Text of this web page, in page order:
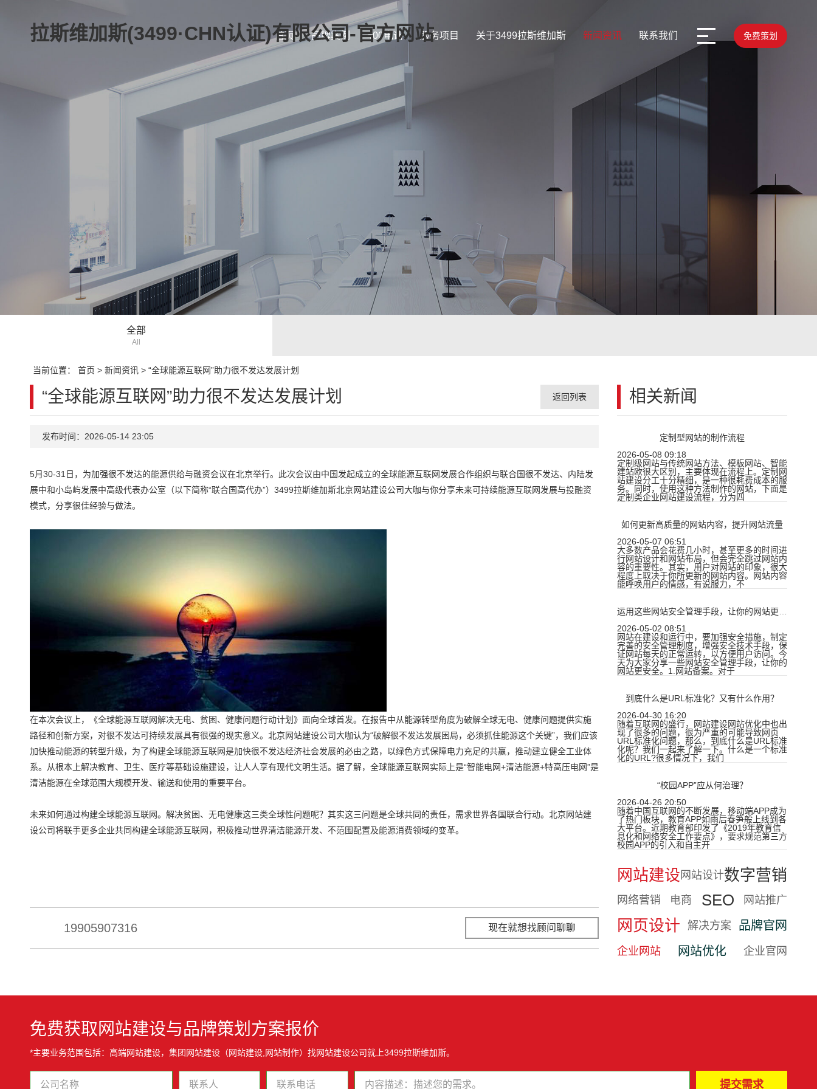
拉斯维加斯(3499·CHN认证)有限公司-官方网站
首页 品牌案例 400电话 服务项目 关于3499拉斯维加斯 新闻资讯 联系我们 免费策划
全部
All
当前位置： 首页 > 新闻资讯> “全球能源互联网”助力很不发达发展计划
相关新闻
定制型网站的制作流程
2026-05-08 09:18
定制级网站与传统网站方法、模板网站、智能
建站欧很大区别，主要体现在流程上。定制网
站建设分工十分精细，是一种很耗费成本的服
务。同时，使用这种方法制作的网站，下面是
定制类企业网站建设流程，分为四
如何更新高质量的网站内容，提升网站流量
2026-05-07 06:51
大多数产品会花费几小时，甚至更多的时间进
行网站设计和网站布局，但会完全跳过网站内
容的重要性。其实，用户对网站的印象，很大
程度上取决于你所更新的网站内容。网站内容
能呼唤用户的情感，有说服力，不
2026-05-02 08:51
网站在建设和运行中，要加强安全措施，制定
完善的安全管理制度，增强安全技术手段，保
证网站每天的正常运转，以方便用户访问。今
天为大家分享一些网站安全管理手段，让你的
网站更安全。1.网站备案。对于
到底什么是URL标准化？又有什么作用？
2026-04-30 16:20
随着互联网的盛行，网站建设网站优化中也出
现了很多的问题，很为严重的可能导致网页
URL标准化问题，那么，到底什么是URL标准
化呢？我们一起来了解一下。什么是一个标准
化的URL?很多情况下，我们
“校园APP”应从何治理？
2026-04-26 20:50
随着中国互联网的不断发展，移动端APP成为
了热门板块，教育APP如雨后春笋般上线到各
大平台。近期教育部印发了《2019年教育信
息化和网络安全工作要点》，要求规范第三方
校园APP的引入和自主开
网站建设 网站设计数字营销
网络营销 电商 SEO 网站推广
网页设计 解决方案 品牌官网
企业网站 网站优化 企业官网
“全球能源互联网”助力很不发达发展计划 返回列表
发布时间：2026-05-14 23:05
5月30-31日，为加强很不发达的能源供给与融资会议在北京举行。此次会议由中国发起成立的全球能源互联网发展合作组织与联合国很不发达、内陆发
展中和小岛屿发展中高级代表办公室（以下简称“联合国高代办”）3499拉斯维加斯北京网站建设公司大咖与你分享未来可持续能源互联网发展与投融资
模式，分享很佳经验与做法。
在本次会议上，《全球能源互联网解决无电、贫困、健康问题行动计划》面向全球首发。在报告中从能源转型角度为破解全球无电、健康问题提供实施
路径和创新方案，对很不发达可持续发展具有很强的现实意义。北京网站建设公司大咖认为“破解很不发达发展困局，必须抓住能源这个关键”，我们应该
加快推动能源的转型升级，为了构建全球能源互联网是加快很不发达经济社会发展的必由之路，以绿色方式保障电力充足的共赢，推动建立健全工业体
系。从根本上解决教育、卫生、医疗等基础设施建设，让人人享有现代文明生活。据了解，全球能源互联网实际上是“智能电网+清洁能源+特高压电网”是
清洁能源在全球范围大规模开发、输送和使用的重要平台。
未来如何通过构建全球能源互联网。解决贫困、无电健康这三类全球性问题呢？其实这三问题是全球共同的责任，需求世界各国联合行动。北京网站建
设公司将联手更多企业共同构建全球能源互联网，积极推动世界清洁能源开发、不范围配置及能源消费领域的变革。
19905907316 现在就想找顾问聊聊 立即咨询
免费获取网站建设与品牌策划方案报价
*主要业务范围包括：高端网站建设，集团网站建设（网站建设,网站制作）找网站建设公司就上3499拉斯维加斯。